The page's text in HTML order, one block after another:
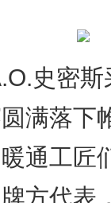
史密斯
满落下
通工匠
方代表